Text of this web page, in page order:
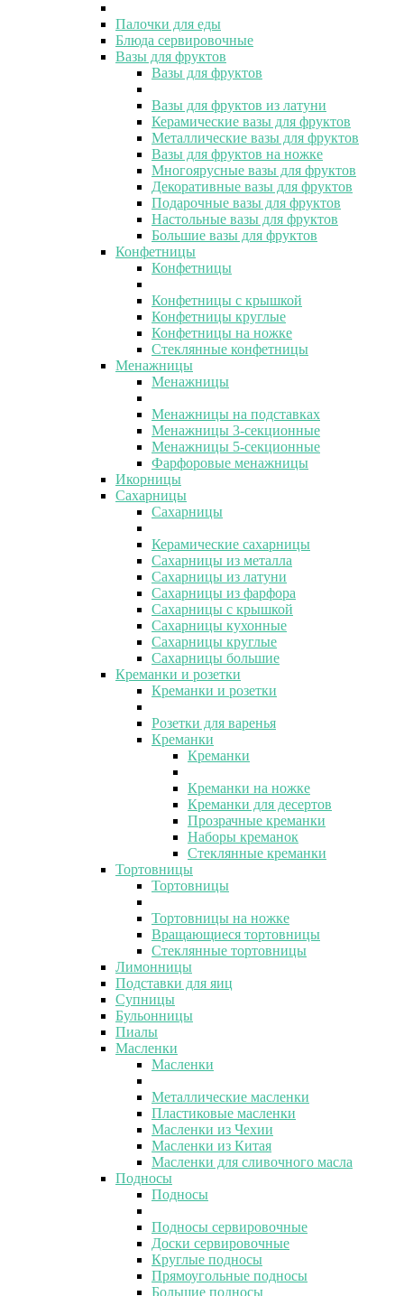
Палочки для еды
Блюда сервировочные
Вазы для фруктов
Вазы для фруктов
Вазы для фруктов из латуни
Керамические вазы для фруктов
Металлические вазы для фруктов
Вазы для фруктов на ножке
Многоярусные вазы для фруктов
Декоративные вазы для фруктов
Подарочные вазы для фруктов
Настольные вазы для фруктов
Большие вазы для фруктов
Конфетницы
Конфетницы
Конфетницы с крышкой
Конфетницы круглые
Конфетницы на ножке
Стеклянные конфетницы
Менажницы
Менажницы
Менажницы на подставках
Менажницы 3-секционные
Менажницы 5-секционные
Фарфоровые менажницы
Икорницы
Сахарницы
Сахарницы
Керамические сахарницы
Сахарницы из металла
Сахарницы из латуни
Сахарницы из фарфора
Сахарницы с крышкой
Сахарницы кухонные
Сахарницы круглые
Сахарницы большие
Креманки и розетки
Креманки и розетки
Розетки для варенья
Креманки
Креманки
Креманки на ножке
Креманки для десертов
Прозрачные креманки
Наборы креманок
Стеклянные креманки
Тортовницы
Тортовницы
Тортовницы на ножке
Вращающиеся тортовницы
Стеклянные тортовницы
Лимонницы
Подставки для яиц
Супницы
Бульонницы
Пиалы
Масленки
Масленки
Металлические масленки
Пластиковые масленки
Масленки из Чехии
Масленки из Китая
Масленки для сливочного масла
Подносы
Подносы
Подносы сервировочные
Доски сервировочные
Круглые подносы
Прямоугольные подносы
Большие подносы